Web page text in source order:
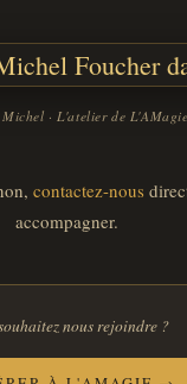
· L'atelier de L'AMagie
contactez-nous
accompagner.
nous rejoindre ?